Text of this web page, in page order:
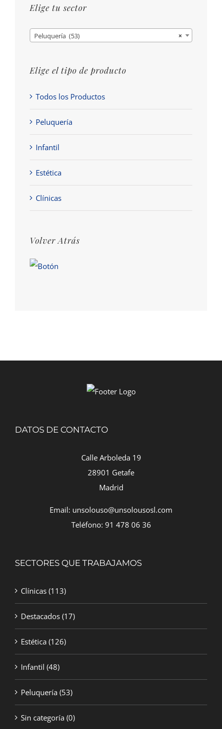
Elige tu sector
×
Peluquería (53)
Elige el tipo de producto
Todos los Productos
Peluquería
Infantil
Estética
Clínicas
Volver Atrás
DATOS DE CONTACTO
Calle Arboleda 19
28901 Getafe
Madrid
Email: unsolouso@unsolousosl.com
Teléfono: 91 478 06 36
SECTORES QUE TRABAJAMOS
Clínicas (113)
Destacados (17)
Estética (126)
Infantil (48)
Peluquería (53)
Sin categoría (0)